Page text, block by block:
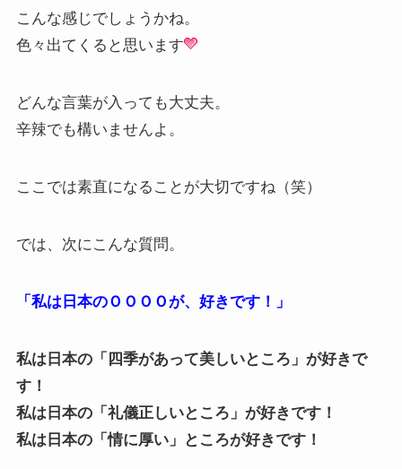
こんな感じでしょうかね。
色々出てくると思います
どんな言葉が入っても大丈夫。
辛辣でも構いませんよ。
ここでは素直になることが大切ですね（笑）
では、次にこんな質問。
「私は日本のＯＯＯＯが、好きです！」
私は日本の「四季があって美しいところ」が好きで
す！
私は日本の「礼儀正しいところ」が好きです！
私は日本の「情に厚い」ところが好きです！